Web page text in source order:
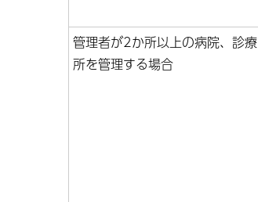
管理者が2か所以上の病院、診療
所を管理する場合